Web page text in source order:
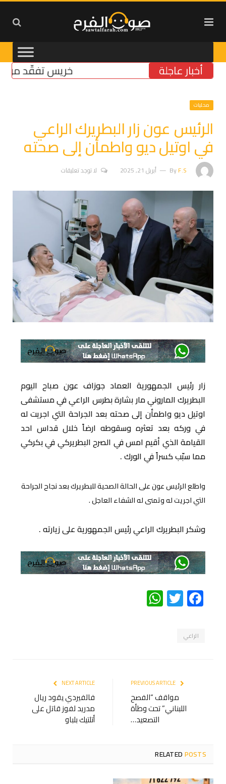
أخبار عاجلة خريس تفقّد مركز
محليات
الرئيس عون زار البطريرك الراعي
في اوتيل ديو واطمأن إلى صحته
ByF.S أبريل 21, 2025 لا توجد تعليقات
زار رئيس الجمهورية العماد جوزاف عون صباح اليوم
البطريرك الماروني مار بشارة بطرس الراعي في مستشفى
اوتيل ديو واطمأن إلى صحته بعد الجراحة التي اجريت له
في وركه بعد تعثره وسقوطه ارضاً خلال قداس احد
القيامة الذي أقيم امس في الصرح البطريركي في بكركي
مما سبّب كسراً في الورك .
واطلع الرئيس عون على الحالة الصحية للبطريرك بعد نجاح الجراحة
التي اجريت له وتمنى له الشفاء العاجل .
وشكر البطريرك الراعي رئيس الجمهورية على زيارته .
Facebook
Twitter
WhatsApp
الراعي
مواقف “الفصح
اللبناني” تحت وطأة
التصعيد…
NEXT ARTICLE
فالفيردي يقود ريال
مدريد لفوز قاتل على
أتلتيك بلباو
RELATEDPOSTS